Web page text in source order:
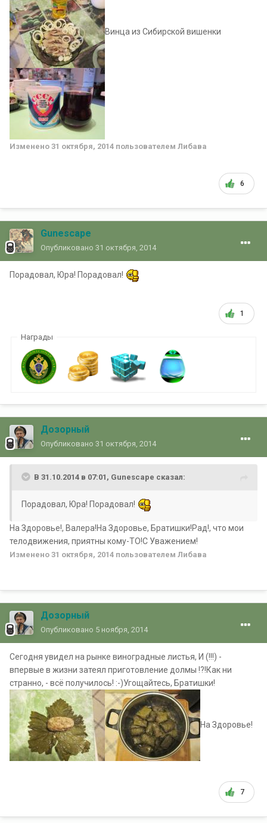
Винца из Сибирской вишенки
Изменено 31 октября, 2014 пользователем Либава
6
Gunescape
Опубликовано 31 октября, 2014
Порадовал, Юра! Порадовал!
1
Награды
Дозорный
Опубликовано 31 октября, 2014
В 31.10.2014 в 07:01, Gunescape сказал:
Порадовал, Юра! Порадовал!
На Здоровье!, Валера!На Здоровье, Братишки!Рад!, что мои
телодвижения, приятны кому-ТО!С Уважением!
Изменено 31 октября, 2014 пользователем Либава
Дозорный
Опубликовано 5 ноября, 2014
Сегодня увидел на рынке виноградные листья, И (!!!) -
впервые в жизни затеял приготовление долмы !?!Как ни
странно, - всё получилось! :-)Угощайтесь, Братишки!
На Здоровье!
7